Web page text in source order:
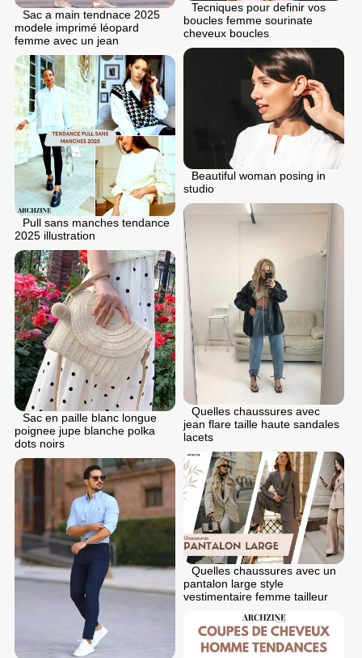
Sac a main tendnace 2025
modele imprimé léopard
femme avec un jean
Tecniques pour definir vos
boucles femme sourinate
cheveux boucles
Beautiful woman posing in
studio
Pull sans manches tendance
2025 illustration
Quelles chaussures avec
jean flare taille haute sandales
lacets
Sac en paille blanc longue
poignee jupe blanche polka
dots noirs
Quelles chaussures avec un
pantalon large style
vestimentaire femme tailleur